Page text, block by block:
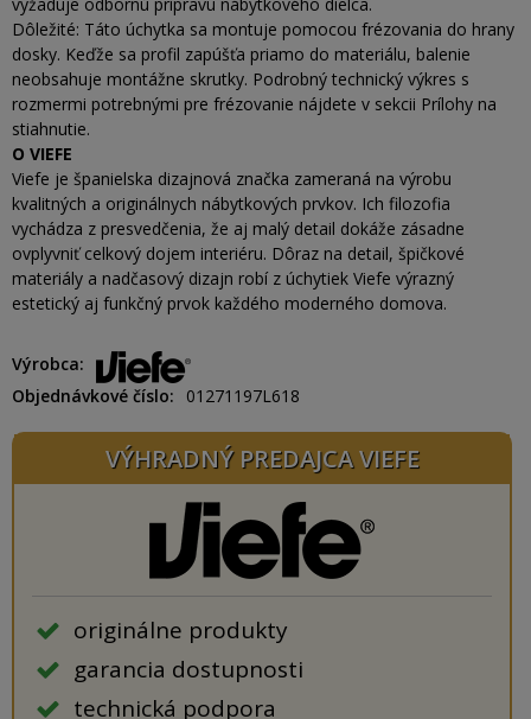
vyžaduje odbornú prípravu nábytkového dielca.
Dôležité: Táto úchytka sa montuje pomocou frézovania do hrany
dosky. Keďže sa profil zapúšťa priamo do materiálu, balenie
neobsahuje montážne skrutky. Podrobný technický výkres s
rozmermi potrebnými pre frézovanie nájdete v sekcii Prílohy na
stiahnutie.
O VIEFE
Viefe je španielska dizajnová značka zameraná na výrobu
kvalitných a originálnych nábytkových prvkov. Ich filozofia
vychádza z presvedčenia, že aj malý detail dokáže zásadne
ovplyvniť celkový dojem interiéru. Dôraz na detail, špičkové
materiály a nadčasový dizajn robí z úchytiek Viefe výrazný
estetický aj funkčný prvok každého moderného domova.
Výrobca
Objednávkové číslo
01271197L618
VÝHRADNÝ PREDAJCA VIEFE
originálne produkty
garancia dostupnosti
technická podpora